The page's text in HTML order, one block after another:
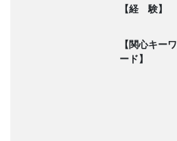
【経 験】
【関心キーワ
ード】